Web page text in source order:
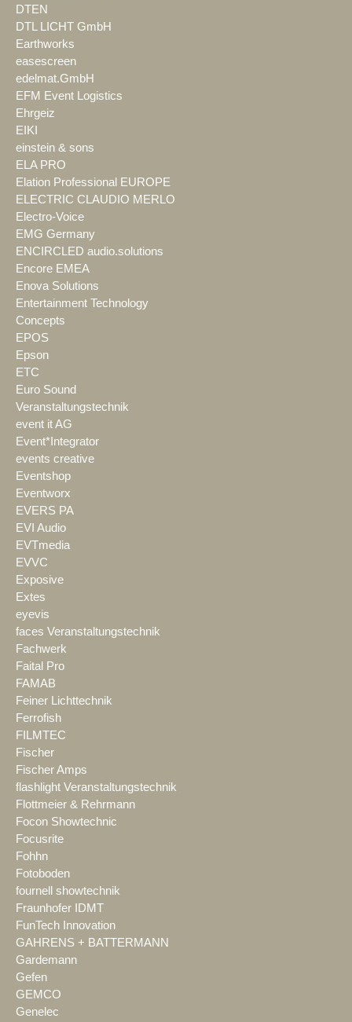
DTEN
DTL LICHT GmbH
Earthworks
easescreen
edelmat.GmbH
EFM Event Logistics
Ehrgeiz
EIKI
einstein & sons
ELA PRO
Elation Professional EUROPE
ELECTRIC CLAUDIO MERLO
Electro-Voice
EMG Germany
ENCIRCLED audio.solutions
Encore EMEA
Enova Solutions
Entertainment Technology
Concepts
EPOS
Epson
ETC
Euro Sound
Veranstaltungstechnik
event it AG
Event*Integrator
events creative
Eventshop
Eventworx
EVERS PA
EVI Audio
EVTmedia
EVVC
Exposive
Extes
eyevis
faces Veranstaltungstechnik
Fachwerk
Faital Pro
FAMAB
Feiner Lichttechnik
Ferrofish
FILMTEC
Fischer
Fischer Amps
flashlight Veranstaltungstechnik
Flottmeier & Rehrmann
Focon Showtechnic
Focusrite
Fohhn
Fotoboden
fournell showtechnik
Fraunhofer IDMT
FunTech Innovation
GAHRENS + BATTERMANN
Gardemann
Gefen
GEMCO
Genelec